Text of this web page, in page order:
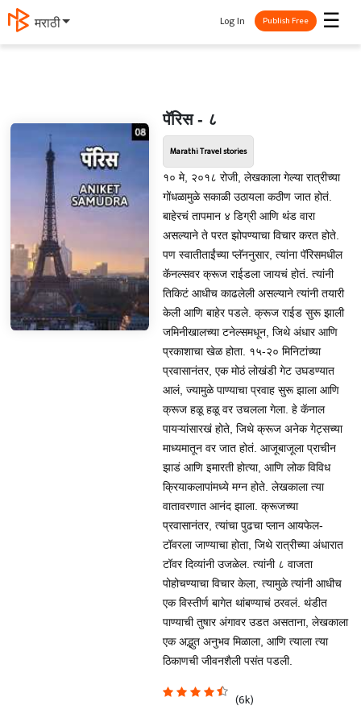
मराठी ☰
Log In Publish Free
पॅरिस - ८
Marathi Travel stories
१० मे, २०१८ रोजी, लेखकाला गेल्या रात्रीच्या
गोंधळामुळे सकाळी उठायला कठीण जात होतं.
बाहेरचं तापमान ४ डिग्री आणि थंड वारा
असल्याने ते परत झोपण्याचा विचार करत होते.
पण स्वातीताईंच्या प्लॅननुसार, त्यांना पॅरिसमधील
कॅनल्सवर क्रूज राईडला जायचं होतं. त्यांनी
तिकिटं आधीच काढलेली असल्याने त्यांनी तयारी
केली आणि बाहेर पडले. क्रूज राईड सुरू झाली
जमिनीखालच्या टनेल्समधून, जिथे अंधार आणि
प्रकाशाचा खेळ होता. १५-२० मिनिटांच्या
प्रवासानंतर, एक मोठं लोखंडी गेट उघडण्यात
आलं, ज्यामुळे पाण्याचा प्रवाह सुरू झाला आणि
क्रूज हळू हळू वर उचलला गेला. हे कॅनाल
पायऱ्यांसारखं होते, जिथे क्रूज अनेक गेट्सच्या
माध्यमातून वर जात होतं. आजूबाजूला प्राचीन
झाडं आणि इमारती होत्या, आणि लोक विविध
क्रियाकलापांमध्ये मग्न होते. लेखकाला त्या
वातावरणात आनंद झाला. क्रूजच्या
प्रवासानंतर, त्यांचा पुढचा प्लान आयफेल-
टॉवरला जाण्याचा होता, जिथे रात्रीच्या अंधारात
टॉवर दिव्यांनी उजळेल. त्यांनी ८ वाजता
पोहोचण्याचा विचार केला, त्यामुळे त्यांनी आधीच
एक विस्तीर्ण बागेत थांबण्याचं ठरवलं. थंडीत
पाण्याची तुषार अंगावर उडत असताना, लेखकाला
एक अद्भुत अनुभव मिळाला, आणि त्याला त्या
ठिकाणची जीवनशैली पसंत पडली.
(6k)